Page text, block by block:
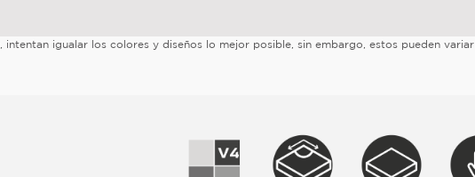
intentan igualar los colores y diseños lo mejor posible, sin embargo, estos pueden variar